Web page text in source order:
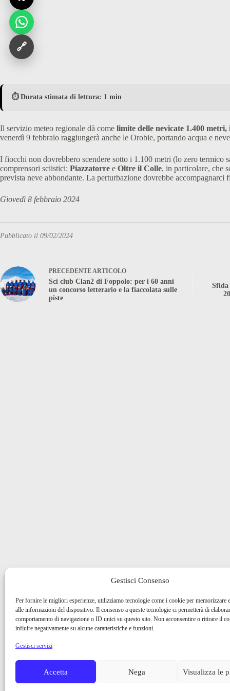
Gestisci Consenso
Per fornire le migliori esperienze, utilizziamo tecnologie come i cookie per memorizzare
alle informazioni del dispositivo. Il consenso a queste tecnologie ci permetterà di
comportamento di navigazione o ID unici su questo sito. Non acconsentire o ritirare il
influire negativamente su alcune caratteristiche e funzioni.
Gestisci servizi
Accetta Nega Visualizza le
⏱️ Durata stimata di lettura: 1 min
Il servizio meteo regionale dà come limite delle nevicate 1.400
venerdì 9 febbraio raggiungerà anche le Orobie, portando acqua e
I fiocchi non dovrebbero scendere sotto i 1.100 metri (lo zero termico
comprensori sciistici: Piazzatorre e Oltre il Colle, in particolare, che
prevista neve abbondante. La perturbazione dovrebbe accompagnarci
Giovedì 8 febbraio 2024
Pubblicato il 09/02/2024
🔗
PRECEDENTEARTICOLO
Sci club Clan2 di Foppolo: per i 60 anni
un concorso letterario e la fiaccolata sulle
piste
Sfida